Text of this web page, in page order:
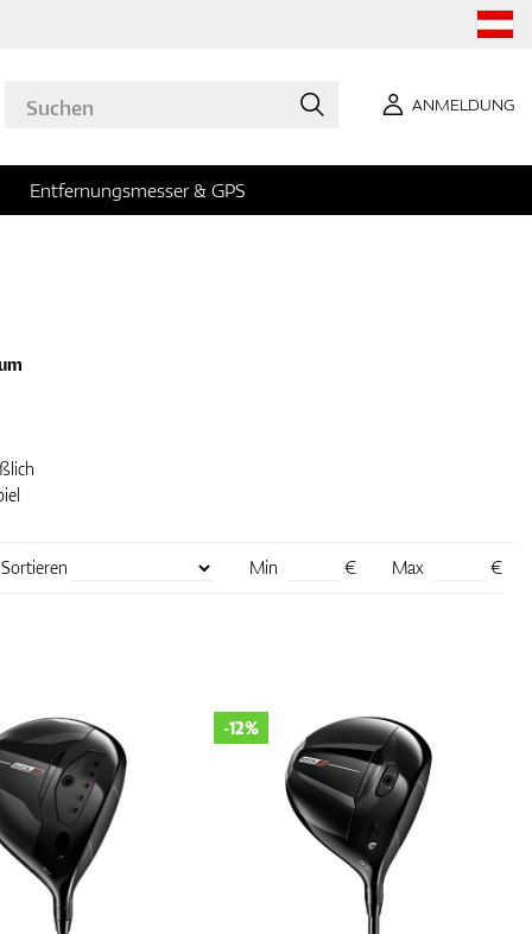
ANMELDUNG
Entfernungsmesser & GPS
Sortieren Min € Max €
-12%